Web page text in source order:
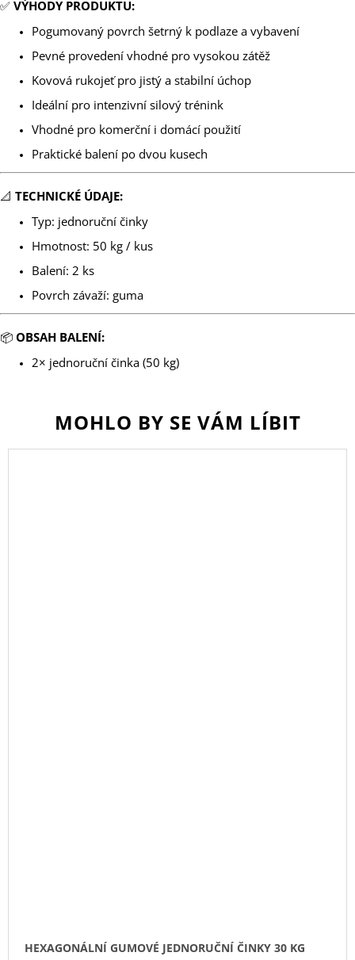
✅ VÝHODY PRODUKTU:
Pogumovaný povrch šetrný k podlaze a vybavení
Pevné provedení vhodné pro vysokou zátěž
Kovová rukojeť pro jistý a stabilní úchop
Ideální pro intenzivní silový trénink
Vhodné pro komerční i domácí použití
Praktické balení po dvou kusech
📐 TECHNICKÉ ÚDAJE:
Typ: jednoruční činky
Hmotnost: 50 kg / kus
Balení: 2 ks
Povrch závaží: guma
📦 OBSAH BALENÍ:
2× jednoruční činka (50 kg)
MOHLO BY SE VÁM LÍBIT
HEXAGONÁLNÍ GUMOVÉ JEDNORUČNÍ ČINKY 30 KG